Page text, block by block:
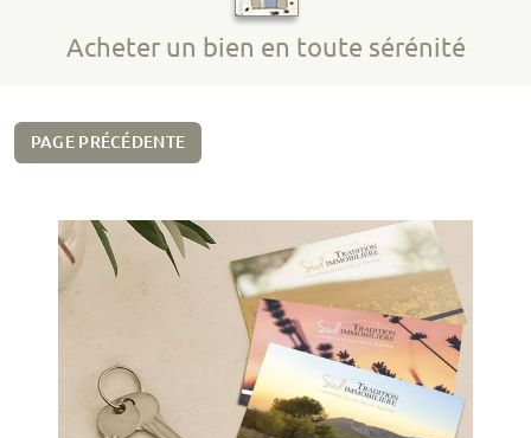
Acheter un bien en toute sérénité
PAGE PRÉCÉDENTE